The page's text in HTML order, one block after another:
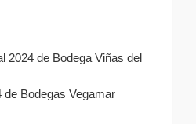
2024 de Bodega Viñas del
de Bodegas Vegamar